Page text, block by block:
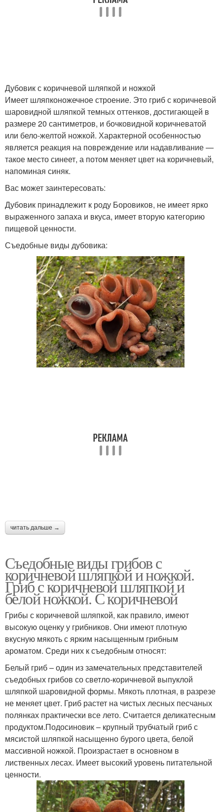
Маленький гриб Черные грибы
Грибы с темной
шляпкой
Гриб с черной шляпкой
Гриб с бордовой
шляпкой
Грибы с толстой
Грибы с губкой Польский гриб
Дубовик с коричневой шляпкой и ножкой
Имеет шляпконожечное строение. Это гриб с коричневой
шаровидной шляпкой темных оттенков, достигающей в
размере 20 сантиметров, и бочковидной коричневатой
или бело-желтой ножкой. Характерной особенностью
является реакция на повреждение или надавливание —
такое место синеет, а потом меняет цвет на коричневый,
напоминая синяк.
Вас может заинтересовать:
Дубовик принадлежит к роду Боровиков, не имеет ярко
выраженного запаха и вкуса, имеет вторую категорию
пищевой ценности.
Съедобные виды дубовика:
читать дальше →
Съедобные виды грибов с
коричневой шляпкой и ножкой.
Гриб с коричневой шляпкой и
белой ножкой. С коричневой
Грибы с коричневой шляпкой, как правило, имеют
высокую оценку у грибников. Они имеют плотную
вкусную мякоть с ярким насыщенным грибным
ароматом. Среди них к съедобным относят:
Белый гриб – один из замечательных представителей
съедобных грибов со светло-коричневой выпуклой
шляпкой шаровидной формы. Мякоть плотная, в разрезе
не меняет цвет. Гриб растет на чистых лесных песчаных
полянках практически все лето. Считается деликатесным
продуктом.Подосиновик – крупный трубчатый гриб с
мясистой шляпкой насыщенно бурого цвета, белой
массивной ножкой. Произрастает в основном в
лиственных лесах. Имеет высокий уровень питательной
ценности.